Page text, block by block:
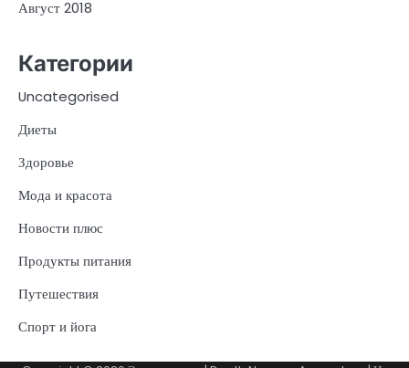
Август 2018
Категории
Uncategorised
Диеты
Здоровье
Мода и красота
Новости плюс
Продукты питания
Путешествия
Спорт и йога